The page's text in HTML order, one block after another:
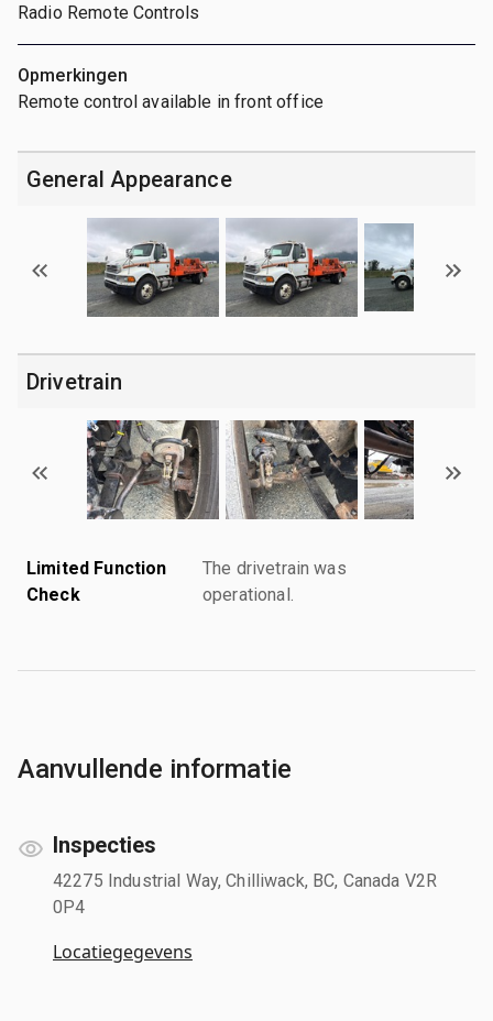
Radio Remote Controls
Opmerkingen
Remote control available in front office
General Appearance
Drivetrain
Limited Function
Check
The drivetrain was
operational.
Aanvullende informatie
Inspecties
42275 Industrial Way, Chilliwack, BC, Canada V2R
0P4
Locatiegegevens